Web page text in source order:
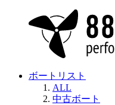
ボートリスト
ALL
中古ボート